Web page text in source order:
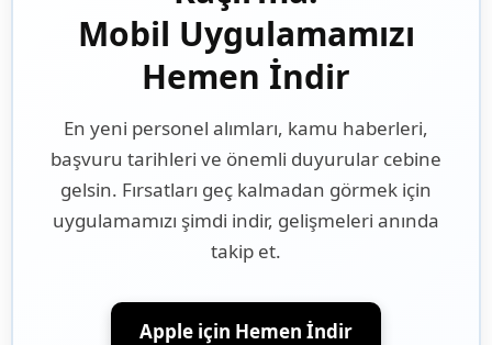
Mobil Uygulamamızı
Hemen İndir
En yeni personel alımları, kamu haberleri,
başvuru tarihleri ve önemli duyurular cebine
gelsin. Fırsatları geç kalmadan görmek için
uygulamamızı şimdi indir, gelişmeleri anında
takip et.
Apple için Hemen İndir